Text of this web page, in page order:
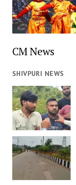
CM News
SHIVPURI NEWS